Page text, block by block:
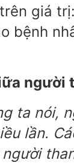
giá
bệnh
người
ta nói,
lần.